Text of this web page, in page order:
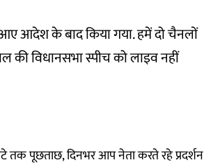
आए आदेश के बाद किया गया. हमें दो चैनलों
की विधानसभा स्पीच को लाइव नहीं
पूछताछ, दिनभर आप नेता करते रहे प्रदर्शन